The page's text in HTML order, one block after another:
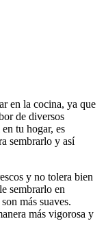
en la cocina, ya que
de diversos
tu hogar, es
sembrarlo y así
y no tolera bien
sembrarlo en
más suaves.
más vigorosa y